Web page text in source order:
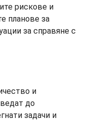
рискове и
планове за
за справяне с
и
до
задачи и